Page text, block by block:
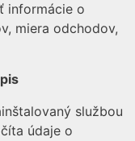
informácie o
miera odchodov,
službou
údaje o